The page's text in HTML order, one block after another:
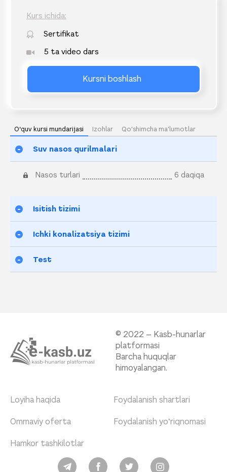
Kurs ichida:
Sertifikat
5 ta video dars
Kursni boshlash
O‘quv kursi mundarijasi Izohlar Qo'shimcha ma'lumotlar
Suv nasos qurilmalari
Nasos turlari 6 daqiqa
Isitish tizimi
Ichki konalizatsiya tizimi
Test
© 2022 – Kasb-hunarlar
platformasi
Barcha huquqlar
himoyalangan.
Loyiha haqida Foydalanish shartlari
Ommaviy oferta Foydalanish yo‘riqnomasi
Hamkor tashkilotlar